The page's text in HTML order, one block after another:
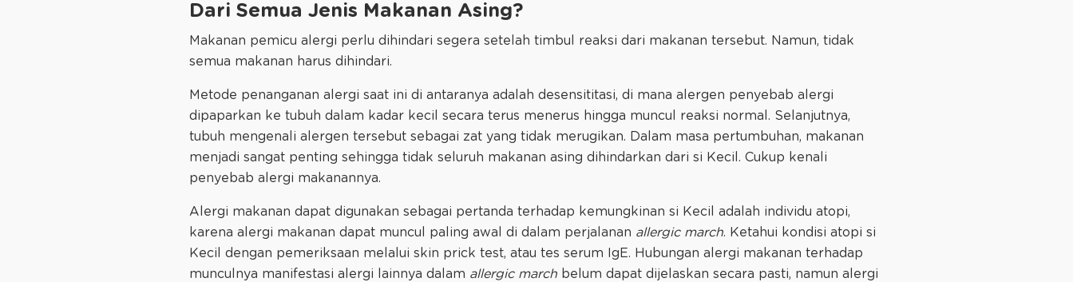
Dari Semua Jenis Makanan Asing?
Makanan pemicu alergi perlu dihindari segera setelah timbul reaksi dari makanan tersebut. Namun, tidak
semua makanan harus dihindari.
Metode penanganan alergi saat ini di antaranya adalah desensititasi, di mana alergen penyebab alergi
dipaparkan ke tubuh dalam kadar kecil secara terus menerus hingga muncul reaksi normal. Selanjutnya,
tubuh mengenali alergen tersebut sebagai zat yang tidak merugikan. Dalam masa pertumbuhan, makanan
menjadi sangat penting sehingga tidak seluruh makanan asing dihindarkan dari si Kecil. Cukup kenali
penyebab alergi makanannya.
Alergi makanan dapat digunakan sebagai pertanda terhadap kemungkinan si Kecil adalah individu atopi,
karena alergi makanan dapat muncul paling awal di dalam perjalanan allergic march. Ketahui kondisi atopi si
Kecil dengan pemeriksaan melalui skin prick test, atau tes serum IgE. Hubungan alergi makanan terhadap
munculnya manifestasi alergi lainnya dalam allergic march belum dapat dijelaskan secara pasti, namun alergi